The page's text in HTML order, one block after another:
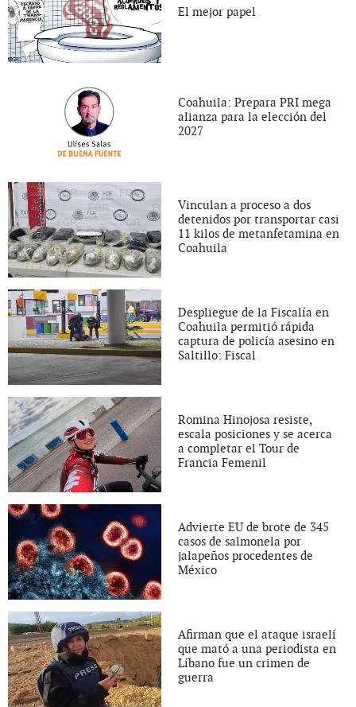
El mejor papel
Coahuila: Prepara PRI mega
alianza para la elección del
2027
Vinculan a proceso a dos
detenidos por transportar casi
11 kilos de metanfetamina en
Coahuila
Despliegue de la Fiscalía en
Coahuila permitió rápida
captura de policía asesino en
Saltillo: Fiscal
Romina Hinojosa resiste,
escala posiciones y se acerca
a completar el Tour de
Francia Femenil
Advierte EU de brote de 345
casos de salmonela por
jalapeños procedentes de
México
Afirman que el ataque israelí
que mató a una periodista en
Líbano fue un crimen de
guerra